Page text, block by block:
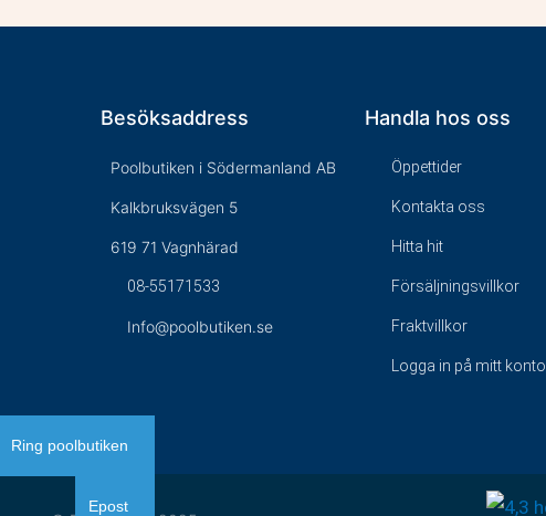
Besöksaddress
Poolbutiken i Södermanland AB
Kalkbruksvägen 5
619 71 Vagnhärad
08-55171533
Info@poolbutiken.se
Handla hos oss
Öppettider
Kontakta oss
Hitta hit
Försäljningsvillkor
Fraktvillkor
Logga in på mitt konto
Ring poolbutiken
Epost